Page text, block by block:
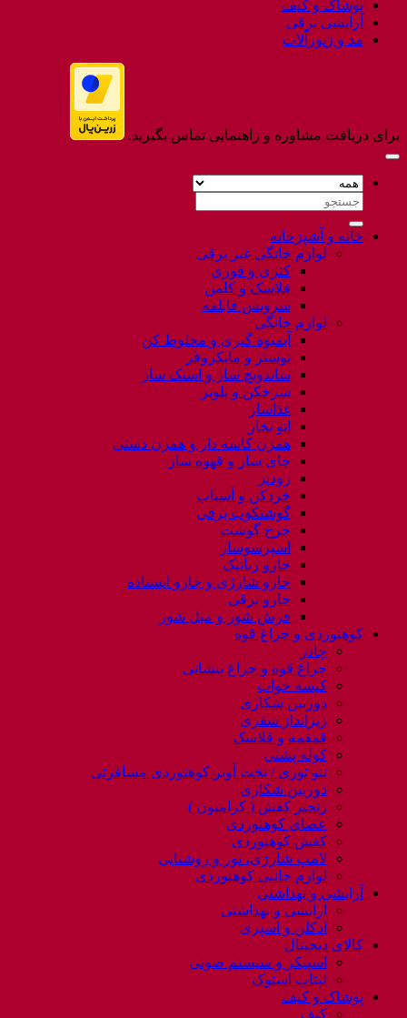
پوشاک و کیف
آرایشی برقی
مد و زیورآلات
برای دریافت مشاوره و راهنمایی تماس بگیرید.
جستجو
خانه و آشپزخانه
لوازم خانگی غیر برقی
کتری و قوری
فلاسک و کلمن
سرویس قابلمه
لوازم خانگی
آبمیوه گیری و مخلوط کن
توستر و مایکروفر
ساندویچ ساز و اسنک ساز
سرخکن و پلوپز
غذاساز
اتو بخار
همزن کاسه دار و همزن دستی
چای ساز و قهوه ساز
زودپز
خردکن و آسیاب
گوشتکوب برقی
چرخ گوشت
اسپرسوساز
جارو رباتیک
جارو شارژی و جارو ایستاده
جارو برقی
فرش شور و مبل شور
کوهنوردی و چراغ قوه
چادر
چراغ قوه و چراغ پیشانی
کیسه خواب
دوربین شکاری
زیرانداز سفری
قمقمه و فلاسک
کوله پشتی
ننو توری / تخت آویز کوهنوردی مسافرتی
دوربین شکاری
زنجیر کفش ( کرامپون )
عصای کوهنوردی
کفش کوهنوردی
لامپ شارژی، نور و روشنایی
لوازم جانبی کوهنوردی
آرایشی و بهداشتی
آرایشی و بهداشتی
ادکلن و اسپری
کالای دیجیتال
اسپیکر و سیستم صوتی
لپتاب استوک
پوشاک و کیف
کیف